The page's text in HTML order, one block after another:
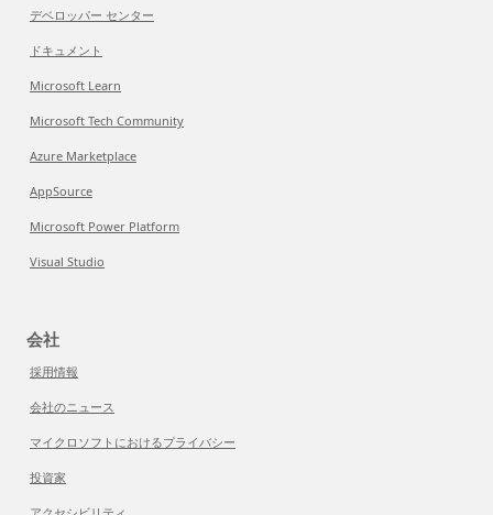
デベロッパー センター
ドキュメント
Microsoft Learn
Microsoft Tech Community
Azure Marketplace
AppSource
Microsoft Power Platform
Visual Studio
会社
採用情報
会社のニュース
マイクロソフトにおけるプライバシー
投資家